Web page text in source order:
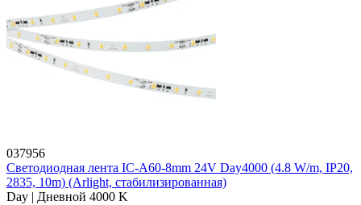
037956
Светодиодная лента IC-A60-8mm 24V Day4000 (4.8 W/m, IP20,
2835, 10m) (Arlight, стабилизированная)
Day | Дневной 4000 K